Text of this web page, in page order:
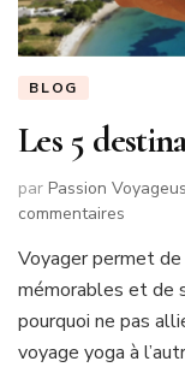
BLOG
Les 5
par Passion
commentaires
5
yoga
à
Voyager permet de
mémorables et de
pourquoi ne pas
voyage yoga à